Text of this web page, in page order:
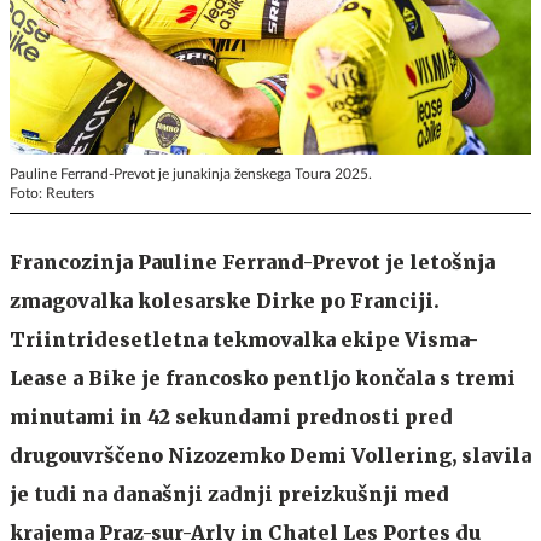
Pauline Ferrand-Prevot je junakinja ženskega Toura 2025.
Foto: Reuters
Francozinja Pauline Ferrand-Prevot je letošnja
zmagovalka kolesarske Dirke po Franciji.
Triintridesetletna tekmovalka ekipe Visma-
Lease a Bike je francosko pentljo končala s tremi
minutami in 42 sekundami prednosti pred
drugouvrščeno Nizozemko Demi Vollering, slavila
je tudi na današnji zadnji preizkušnji med
krajema Praz-sur-Arly in Chatel Les Portes du